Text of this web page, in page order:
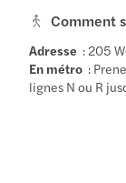
Comment
Adresse : 205
En métro :
lignes N ou R